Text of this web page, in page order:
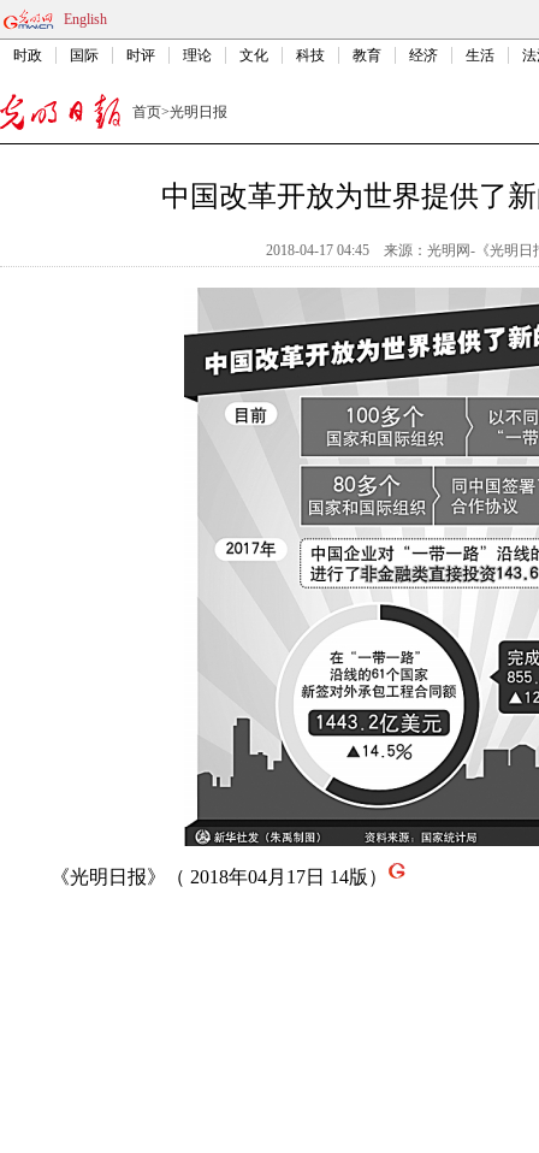
English
时政 国际 时评 理论 文化 科技 教育 经济 生活
首页>光明日报
中国改革开放为世界提供了
2018-04-17 04:45 来源： 光明网-《光明日
《光明日报》（ 2018年04月17日 14版）